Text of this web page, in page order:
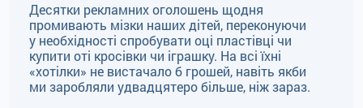
Десятки рекламних оголошень щодня
промивають мізки наших дітей, переконуючи
у необхідності спробувати оці пластівці чи
купити оті кросівки чи іграшку. На всі їхні
«хотілки» не вистачало б грошей, навіть якби
ми заробляли удвадцятеро більше, ніж зараз.